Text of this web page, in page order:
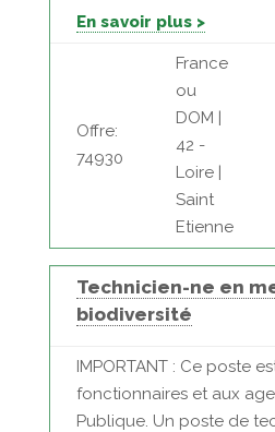
En savoir plus >
Offre:
74930
France
ou
DOM |
42 -
Loire |
Saint
Etienne
Technicien-ne en
biodiversité
IMPORTANT : Ce poste
fonctionnaires et aux
Publique. Un poste de